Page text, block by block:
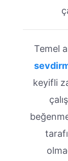
Temel
keyifli